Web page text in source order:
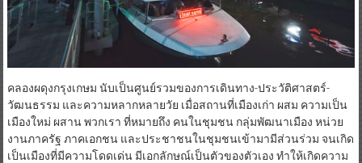
คลองผดุงกรุงเกษม นับเป็นศูนย์รวมของการเดินทาง-ประวัติศาสตร์-
วัฒนธรรม และความหลากหลายวัย เมื่อสถานที่เมืองเก่า ผสม ความเป็น
เมืองใหม่ ผสาน พวกเรา ที่หมายถึง คนในชุมชน กลุ่มพัฒนาเมือง หน่วย
งานภาครัฐ ภาคเอกชน และประชาชนในชุมชนเข้ามามีส่วนร่วม จนเกิด
เป็นเมืองที่มีความโดดเด่น มีเอกลักษณ์เป็นตัวของตัวเอง ทำให้เกิดความ